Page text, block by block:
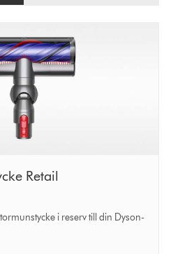
Retail
i reserv till din Dyson-